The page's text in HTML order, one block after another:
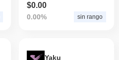
$0.00
0.00% sin rango
Yaku